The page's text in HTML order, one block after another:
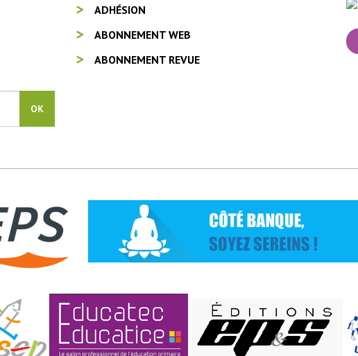
OK
ADHÉSION
ABONNEMENT WEB
ABONNEMENT REVUE